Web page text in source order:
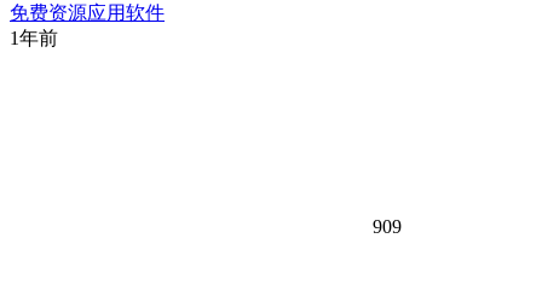
免费资源应用软件
1年前
909